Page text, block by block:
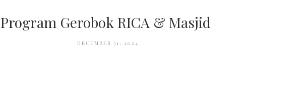
Program Gerobok RICA & Masjid
DECEMBER 31, 2024